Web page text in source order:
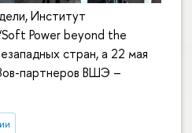
Институт
Power beyond the
стран, а 22 мая
партнеров ВШЭ –